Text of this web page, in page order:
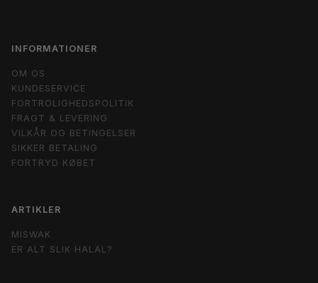
INFORMATIONER
OM OS
KUNDESERVICE
FORTROLIGHEDSPOLITIK
FRAGT & LEVERING
VILKÅR OG BETINGELSER
SIKKER BETALING
FORTRYD KØBET
ARTIKLER
MISWAK
ER ALT SLIK HALAL?